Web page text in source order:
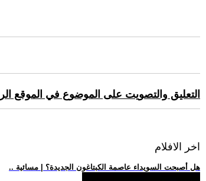
التعليق والتصويت على الموضوع في الموقع
اخر الافلام
.. هل أصبحت السويداء عاصمة الكبتاغون الجديدة؟ | مسائية